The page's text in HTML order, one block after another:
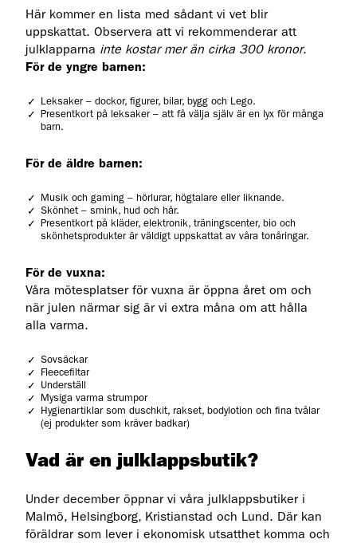
Här kommer en lista med sådant vi vet blir
uppskattat. Observera att vi rekommenderar att
julklapparna inte kostar mer än cirka 300 kronor.
För de yngre barnen:
Leksaker – dockor, figurer, bilar, bygg och Lego.
Presentkort på leksaker – att få välja själv är en lyx för många
barn.
För de äldre barnen:
Musik och gaming – hörlurar, högtalare eller liknande.
Skönhet – smink, hud och hår.
Presentkort på kläder, elektronik, träningscenter, bio och
skönhetsprodukter är väldigt uppskattat av våra tonåringar.
För de vuxna:
Våra mötesplatser för vuxna är öppna året om och
när julen närmar sig är vi extra måna om att hålla
alla varma.
Sovsäckar
Fleecefiltar
Underställ
Mysiga varma strumpor
Hygienartiklar som duschkit, rakset, bodylotion och fina tvålar
(ej produkter som kräver badkar)
Vad är en julklappsbutik?
Under december öppnar vi våra julklappsbutiker i
Malmö, Helsingborg, Kristianstad och Lund. Där kan
föräldrar som lever i ekonomisk utsatthet komma och